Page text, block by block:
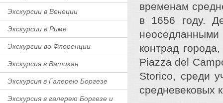
Экскурсии в Венеции
Экскурсии в Риме
Экскурсии во Флоренции
Экскурсия в Ватикан
Экскурсия в Галерею Боргезе
Экскурсия в галерею Боргезе и
временам
в 1656 году.
контрад
Piazza del
Storico, среди
средневековых